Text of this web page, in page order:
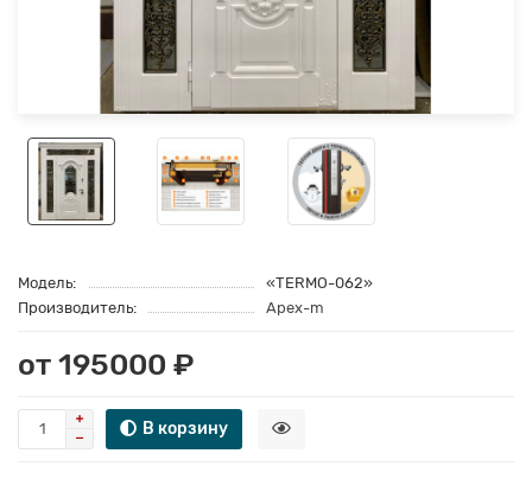
Модель:
«TERMO-062»
Производитель:
Apex-m
от 195000 ₽
В корзину